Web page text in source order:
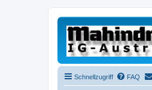
Schnellzugriff FAQ